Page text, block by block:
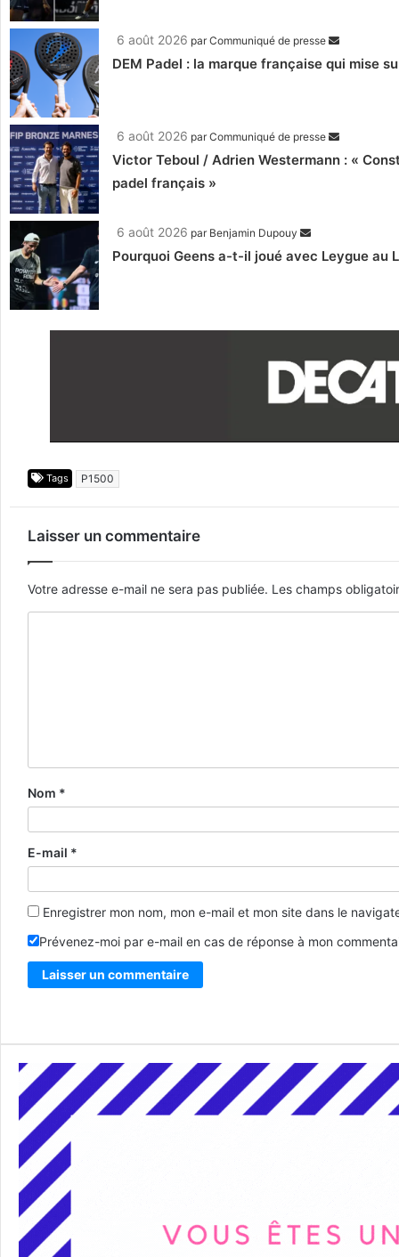
6 août 2026 parCommuniqué de presse
DEM Padel : la marque française qui mise
6 août 2026 parCommuniqué de presse
Victor Teboul / Adrien Westermann : «
padel français »
6 août 2026 par Benjamin Dupouy
Pourquoi Geens a-t-il joué avec Leygue au
Tags P1500
Laisser un commentaire
Votre adresse e-mail ne sera pas publiée. Les champs
Nom *
E-mail *
Enregistrer mon nom, mon e-mail et mon site dans le
Prévenez-moi par e-mail en cas de réponse à mon